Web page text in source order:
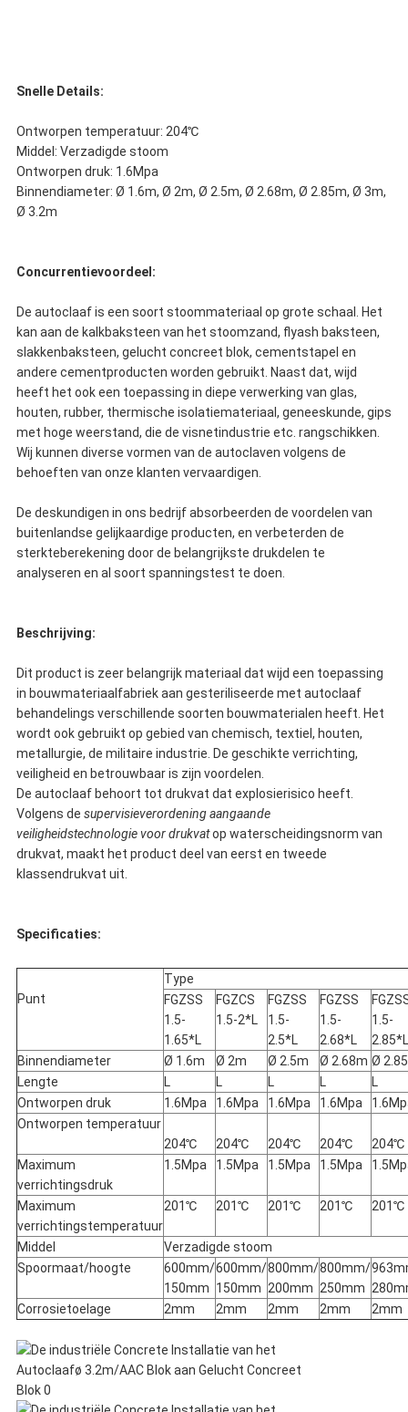
Snelle Details:
Ontworpen temperatuur: 204℃
Middel: Verzadigde stoom
Ontworpen druk: 1.6Mpa
Binnendiameter: Ø 1.6m, Ø 2m, Ø 2.5m, Ø 2.68m, Ø 2.85m, Ø 3m,
Ø 3.2m
Concurrentievoordeel:
De autoclaaf is een soort stoommateriaal op grote schaal. Het
kan aan de kalkbaksteen van het stoomzand, flyash baksteen,
slakkenbaksteen, gelucht concreet blok, cementstapel en
andere cementproducten worden gebruikt. Naast dat, wijd
heeft het ook een toepassing in diepe verwerking van glas,
houten, rubber, thermische isolatiemateriaal, geneeskunde, gips
met hoge weerstand, die de visnetindustrie etc. rangschikken.
Wij kunnen diverse vormen van de autoclaven volgens de
behoeften van onze klanten vervaardigen.
De deskundigen in ons bedrijf absorbeerden de voordelen van
buitenlandse gelijkaardige producten, en verbeterden de
sterkteberekening door de belangrijkste drukdelen te
analyseren en al soort spanningstest te doen.
Beschrijving:
Dit product is zeer belangrijk materiaal dat wijd een toepassing
in bouwmateriaalfabriek aan gesteriliseerde met autoclaaf
behandelings verschillende soorten bouwmaterialen heeft. Het
wordt ook gebruikt op gebied van chemisch, textiel, houten,
metallurgie, de militaire industrie. De geschikte verrichting,
veiligheid en betrouwbaar is zijn voordelen.
De autoclaaf behoort tot drukvat dat explosierisico heeft.
Volgens de supervisieverordening aangaande
veiligheidstechnologie voor drukvatop waterscheidingsnorm van
drukvat, maakt het product deel van eerst en tweede
klassendrukvat uit.
Specificaties:
Punt
Type
FGZSS
1.5-
1.65*L
FGZCS
1.5-2*L
FGZSS
1.5-
2.5*L
FGZSS
1.5-
2.68*L
1.5-
2.85*L
Binnendiameter
Ø 1.6m Ø 2m Ø 2.5m Ø 2.68m Ø
Lengte
L L L L
L
Ontworpen druk
1.6Mpa 1.6Mpa 1.6Mpa 1.6Mpa
Ontworpen temperatuur
204℃
204℃ 204℃ 204℃
204℃
Maximum
verrichtingsdruk
1.5Mpa 1.5Mpa 1.5Mpa 1.5Mpa
Maximum
verrichtingstemperatuur
201℃ 201℃ 201℃ 201℃ 201℃
Middel
Verzadigde stoom
Spoormaat/hoogte
600mm/
150mm
600mm/
150mm
800mm/
200mm
800mm/
250mm
Corrosietoelage
2mm 2mm 2mm 2mm 2mm